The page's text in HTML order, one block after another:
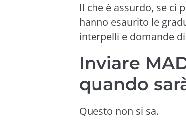
Il che è assurdo, se ci
hanno esaurito le
interpelli e domande
Inviare
quando
Questo non si sa.